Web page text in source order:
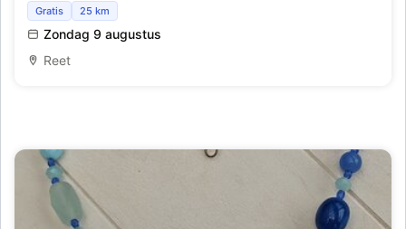
Oldtimer-rally Lichtfeesten Reet
Gratis 25 km
Zondag 9 augustus
Reet